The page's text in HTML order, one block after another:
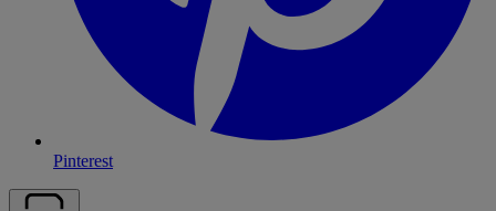
Pinterest